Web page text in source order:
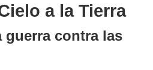
a la Tierra
guerra contra las